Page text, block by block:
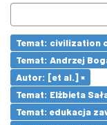
Temat: civilization
Temat: Andrzej
Autor: [et al.] ×
Temat: Elżbieta
Temat: edukacja